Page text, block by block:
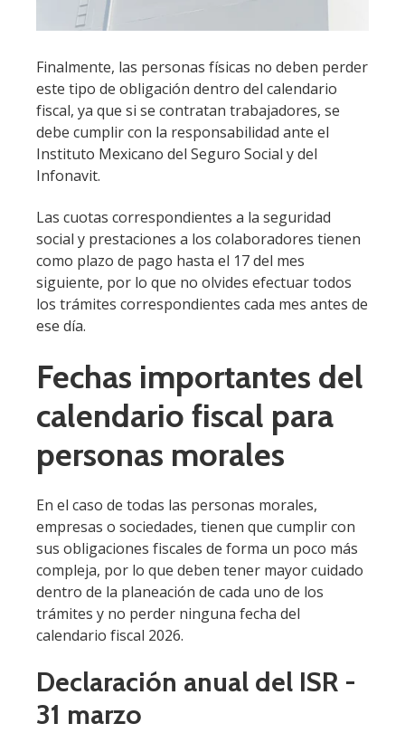
Finalmente, las personas físicas no deben perder
este tipo de obligación dentro del calendario
fiscal, ya que si se contratan trabajadores, se
debe cumplir con la responsabilidad ante el
Instituto Mexicano del Seguro Social y del
Infonavit.
Las cuotas correspondientes a la seguridad
social y prestaciones a los colaboradores tienen
como plazo de pago hasta el 17 del mes
siguiente, por lo que no olvides efectuar todos
los trámites correspondientes cada mes antes de
ese día.
Fechas importantes del
calendario fiscal para
personas morales
En el caso de todas las personas morales,
empresas o sociedades, tienen que cumplir con
sus obligaciones fiscales de forma un poco más
compleja, por lo que deben tener mayor cuidado
dentro de la planeación de cada uno de los
trámites y no perder ninguna fecha del
calendario fiscal 2026.
Declaración anual del ISR -
31 marzo